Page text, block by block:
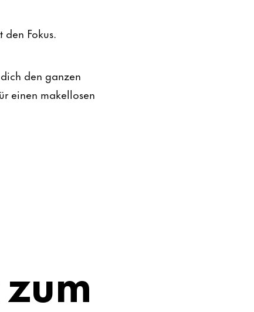
Fokus.
den ganzen
einen makellosen